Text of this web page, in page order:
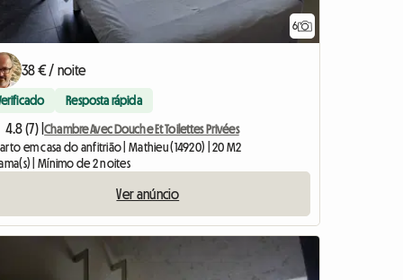
6
38 € / noite
Resposta rápida
4.8 (7) |Chambre Avec Douche Et Toilettes Privées
em casa do anfitrião | Mathieu (14920) | 20 M2
| Mínimo de 2 noites
Ver anúncio